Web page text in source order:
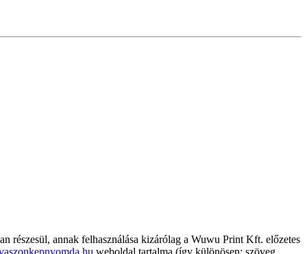
részesül, annak felhasználása kizárólag a Wuwu Print Kft. előzetes
weboldal tartalma (így különösen: szöveg,